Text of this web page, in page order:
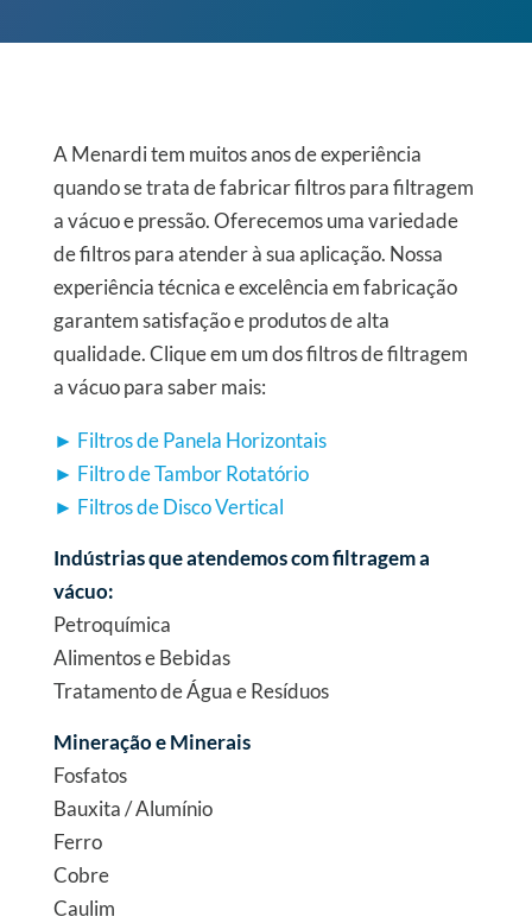
A Menardi tem muitos anos de experiência
quando se trata de fabricar filtros para filtragem
a vácuo e pressão. Oferecemos uma variedade
de filtros para atender à sua aplicação. Nossa
experiência técnica e excelência em fabricação
garantem satisfação e produtos de alta
qualidade. Clique em um dos filtros de filtragem
a vácuo para saber mais:
► Filtros de Panela Horizontais
► Filtro de Tambor Rotatório
► Filtros de Disco Vertical
Indústrias que atendemos com filtragem a
vácuo:
Petroquímica
Alimentos e Bebidas
Tratamento de Água e Resíduos
Mineração e Minerais
Fosfatos
Bauxita / Alumínio
Ferro
Cobre
Caulim